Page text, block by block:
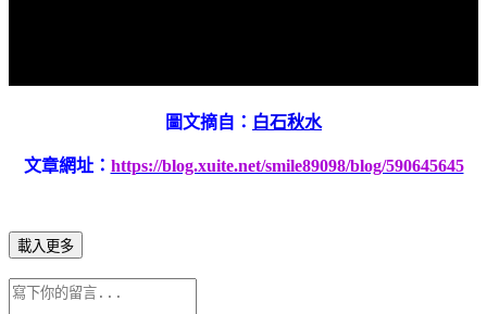
圖文摘自： 白石秋水
文章網址： https://blog.xuite.net/smile89098/blog/590645645
載入更多